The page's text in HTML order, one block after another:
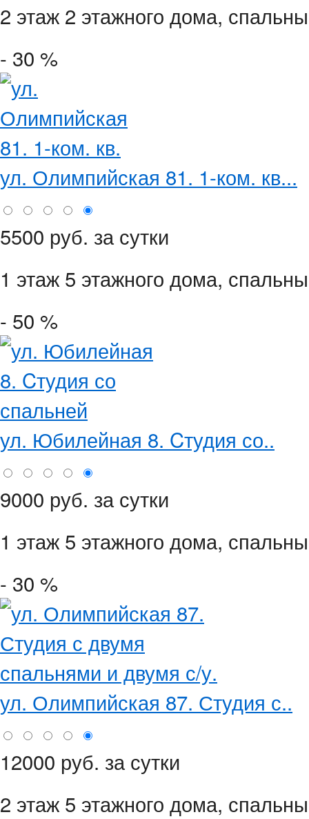
2 этаж 2 этажного дома,
- 30 %
ул. Олимпийская 81. 1-ком. кв...
5500 руб. за сутки
1 этаж 5 этажного дома,
- 50 %
ул. Юбилейная 8. Cтудия со..
9000 руб. за сутки
1 этаж 5 этажного дома,
- 30 %
ул. Олимпийская 87. Студия с..
12000 руб. за сутки
2 этаж 5 этажного дома,